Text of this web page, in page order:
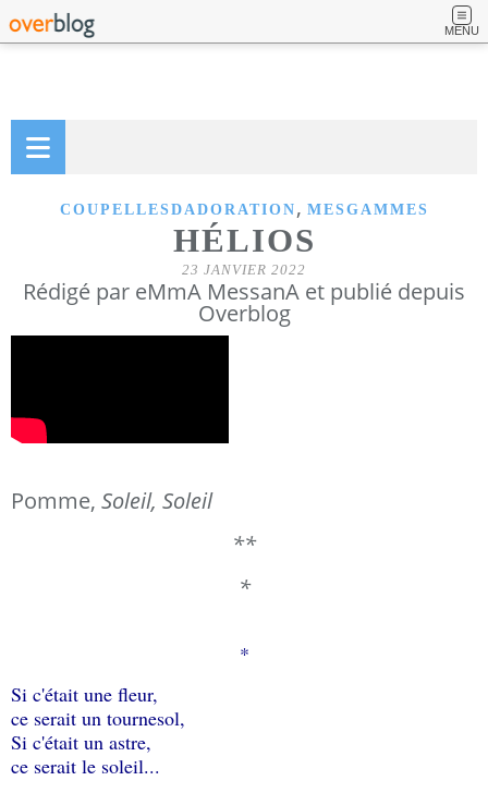
MENU
COUPELLESDADORATION , MESGAMMES
HÉLIOS
23 JANVIER 2022
Rédigé par eMmA MessanA et publié depuis
Overblog
Pomme, Soleil, Soleil
**
*
*
Si c'était une fleur,
ce serait un tournesol,
Si c'était un astre,
ce serait le soleil...